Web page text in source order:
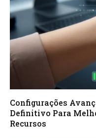
Configurações
Definitivo Para
Recursos